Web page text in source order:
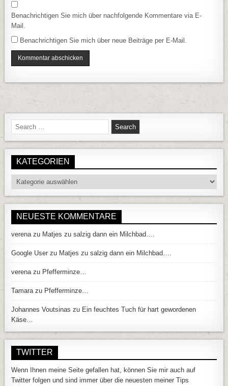
Benachrichtigen Sie mich über nachfolgende Kommentare via E-
Mail.
Benachrichtigen Sie mich über neue Beiträge per E-Mail.
Search for:
KATEGORIEN
Kategorien
NEUESTE KOMMENTARE
verenazu Matjes zu salzig dann ein Milchbad….
Google User zu Matjes zu salzig dann ein Milchbad….
verenazu Pfefferminze…
Tamarazu Pfefferminze…
Johannes Voutsinas zu Ein feuchtes Tuch für hart gewordenen
Käse…
TWITTER
Wenn Ihnen meine Seite gefallen hat, können Sie mir auch auf
Twitter folgen und sind immer über die neuesten meiner Tips